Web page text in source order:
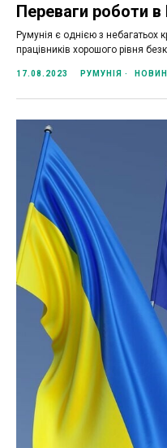
Переваги роботи в
Румунія є однією з небагатьох
працівників хорошого рівня
17.08.2023 РУМУНІЯ